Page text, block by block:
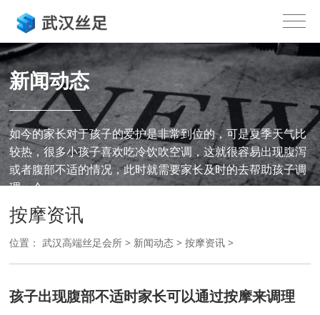
新闻动态
如今的家长对于孩子的爱护是非常到位的，可是夏季天气比
较热，很多小孩子喜欢吃冷饮吹空调，这就很容易出现腹泻
或者腹部不适的情况，此时就需要家长及时的去帮助孩子调
理，今...
按摩资讯
位置：武汉高端丝足会所 > 新闻动态 >按摩资讯 >
孩子出现腹部不适时家长可以通过按摩来调理